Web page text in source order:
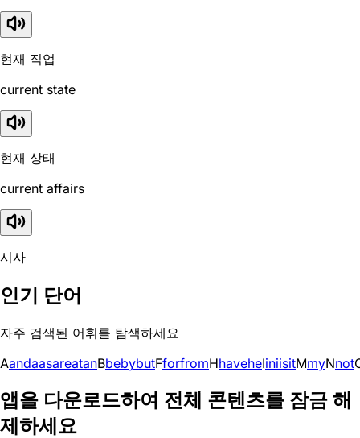
현재 직업
current state
현재 상태
current affairs
시사
인기 단어
자주 검색된 어휘를 탐색하세요
AandaasareatanBbebybutFforfromHhaveheIiniisitMmyNnot
앱을 다운로드하여 전체 콘텐츠를 잠금 해
제하세요